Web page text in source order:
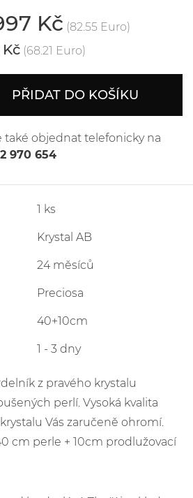
Kč (82.55 Euro)
Kč (68.21 Euro)
PŘIDAT DO KOŠÍKU
také objednat telefonicky na
970 654
1 ks
Krystal AB
24 měsíců
Preciosa
40+10cm
1 - 3 dny
z pravého krystalu
perlí. Vysoká kvalita
Vás zaručeně ohromí.
cm perle + 10cm prodlužovací